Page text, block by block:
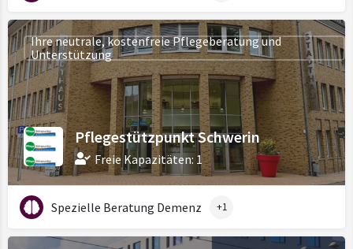
Pflegestützpunkt Schwerin
Freie Kapazitäten: 1
Ihre neutrale, kostenfreie Pflegeberatung und
Unterstützung
Spezielle Beratung Demenz +1